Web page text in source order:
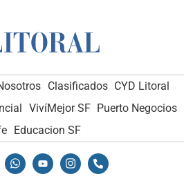
Clasificados CYD Litoral
VivíMejor SF Puerto Negocios
Educacion SF